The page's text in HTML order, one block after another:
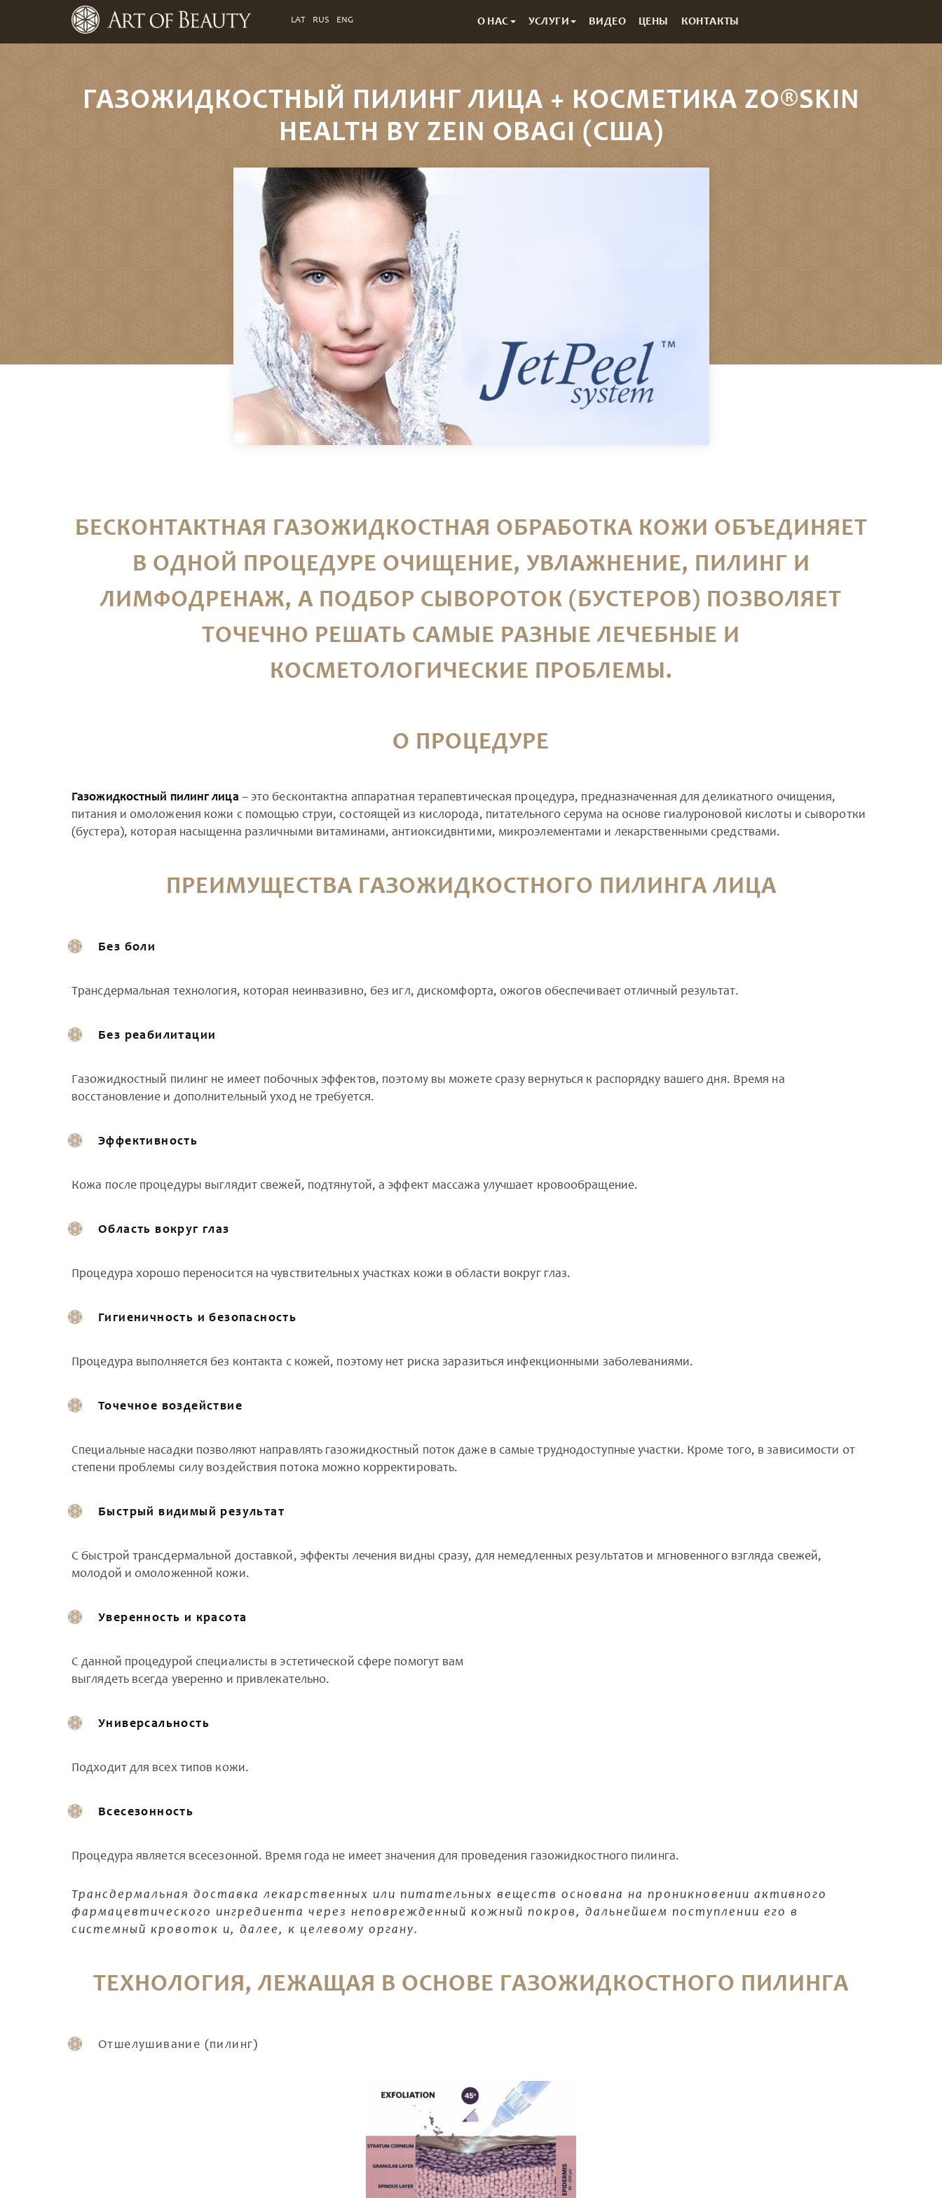
ГАЗОЖИДКОСТНЫЙ ПИЛИНГ ЛИЦА + КОСМЕТИКА ZO®SKIN
HEАLTH BY ZEIN OBAGI (США)
БЕСКОНТАКТНАЯ ГАЗОЖИДКОСТНАЯ ОБРАБОТКА КОЖИ ОБЪЕДИНЯЕТ
В ОДНОЙ ПРОЦЕДУРЕ ОЧИЩЕНИЕ, УВЛАЖНЕНИЕ, ПИЛИНГ И
ЛИМФОДРЕНАЖ, А ПОДБОР СЫВОРОТОК (БУСТЕРОВ) ПОЗВОЛЯЕТ
ТОЧЕЧНО РЕШАТЬ САМЫЕ РАЗНЫЕ ЛЕЧЕБНЫЕ И
КОСМЕТОЛОГИЧЕСКИЕ ПРОБЛЕМЫ.
О ПРОЦЕДУРЕ
Газожидкостный пилинг лица – это бесконтактна аппаратная терапевтическая процедура, предназначенная для деликатного очищения,
питания и омоложения кожи с помощью струи, состоящей из кислорода, питательного серума на основе гиалуроновой кислоты и сыворотки
(бустера), которая насыщенна различными витаминами, антиоксидвнтими, микроэлементами и лекарственными средствами.
ПРЕИМУЩЕСТВА ГАЗОЖИДКОСТНОГО ПИЛИНГА ЛИЦА
Без боли
Трансдермальная технология, которая неинвазивно, без игл, дискомфорта, ожогов обеспечивает отличный результат.
Без реабилитации
Газожидкостный пилинг не имеет побочных эффектов, поэтому вы можете сразу вернуться к распорядку вашего дня. Время на
восстановление и дополнительный уход не требуется.
Эффективность
Кожа после процедуры выглядит свежей, подтянутой, а эффект массажа улучшает кровообращение.
Область вокруг глаз
Процедура хорошо переносится на чувствительных участках кожи в области вокруг глаз.
Гигиеничность и безопасность
Процедура выполняется без контакта с кожей, поэтому нет риска заразиться инфекционными заболеваниями.
Точечное воздействие
Специальные насадки позволяют направлять газожидкостный поток даже в самые труднодоступные участки. Кроме того, в зависимости от
степени проблемы силу воздействия потока можно корректировать.
Быстрый видимый результат
С быстрой трансдермальной доставкой, эффекты лечения видны сразу, для немедленных результатов и мгновенного взгляда свежей,
молодой и омоложенной кожи.
Уверенность и красота
С данной процедурой специалисты в эстетической сфере помогут вам
выглядеть всегда уверенно и привлекательно.
Универсальность
Подходит для всех типов кожи.
Всесезонность
Процедура является всесезонной. Время года не имеет значения для проведения газожидкостного пилинга.
Трансдермальная доставка лекарственных или питательных веществ основана на проникновении активного
фармацевтического ингредиента через неповрежденный кожный покров, дальнейшем поступлении его в
системный кровоток и, далее, к целевому органу.
ТЕХНОЛОГИЯ, ЛЕЖАЩАЯ В ОСНОВЕ ГАЗОЖИДКОСТНОГО ПИЛИНГА
Отшелушивание (пилинг)
LAT RUS ENG О НАС УСЛУГИ ВИДЕО ЦЕНЫ КОНТАКТЫ